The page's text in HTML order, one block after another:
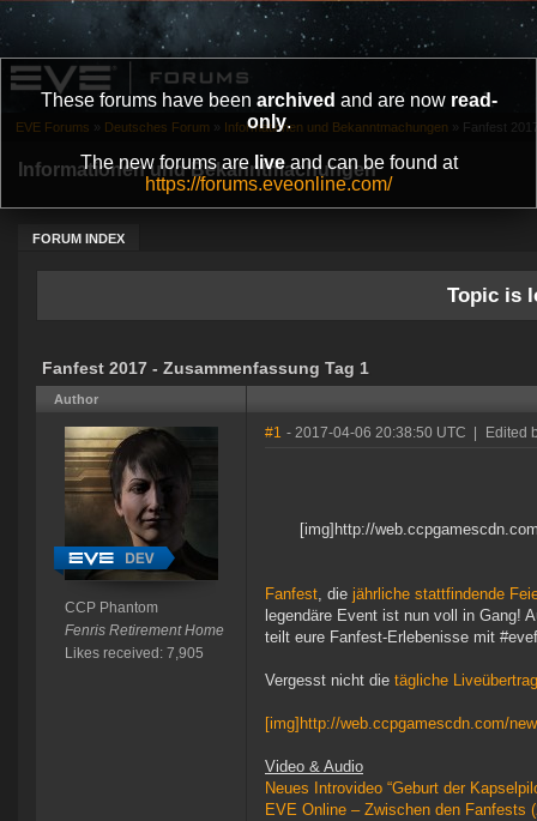
These forums have been archived and are now read-
only.
The new forums areliveand can be found at
https://forums.eveonline.com/
Informationen und Bekanntmachungen
FORUM INDEX
EVE Forums » Deutsches Forum » Informationen und Bekanntmachungen » Fanfest
Topic is
Fanfest 2017 - Zusammenfassung Tag 1
Author
CCP Phantom
Fenris Retirement Home
Likes received: 7,905
#1 - 2017-04-06 20:38:50 UTC Edited
[img]http://
Fanfest, die jährliche stattfindende
legendäre Event ist nun voll in Gang!
teilt eure Fanfest-Erlebenisse mit
Vergesst nicht die tägliche
[img]http://web.ccpgamescdn.com/
Video & Audio
Neues Introvideo “Geburt der
EVE Online – Zwischen den Fanfests